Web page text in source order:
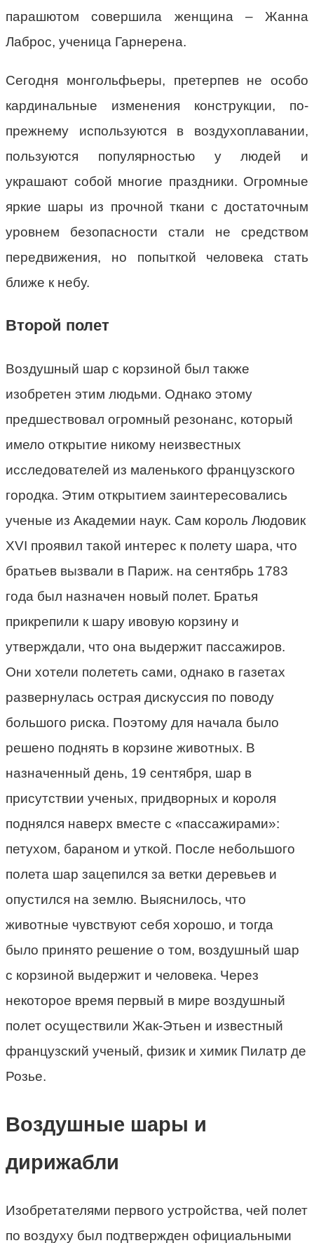
парашютом совершила женщина – Жанна
Лаброс, ученица Гарнерена.
Сегодня монгольфьеры, претерпев не особо
кардинальные изменения конструкции, по-
прежнему используются в воздухоплавании,
пользуются популярностью у людей и
украшают собой многие праздники. Огромные
яркие шары из прочной ткани с достаточным
уровнем безопасности стали не средством
передвижения, но попыткой человека стать
ближе к небу.
Второй полет
Воздушный шар с корзиной был также
изобретен этим людьми. Однако этому
предшествовал огромный резонанс, который
имело открытие никому неизвестных
исследователей из маленького французского
городка. Этим открытием заинтересовались
ученые из Академии наук. Сам король Людовик
XVI проявил такой интерес к полету шара, что
братьев вызвали в Париж. на сентябрь 1783
года был назначен новый полет. Братья
прикрепили к шару ивовую корзину и
утверждали, что она выдержит пассажиров.
Они хотели полететь сами, однако в газетах
развернулась острая дискуссия по поводу
большого риска. Поэтому для начала было
решено поднять в корзине животных. В
назначенный день, 19 сентября, шар в
присутствии ученых, придворных и короля
поднялся наверх вместе с «пассажирами»:
петухом, бараном и уткой. После небольшого
полета шар зацепился за ветки деревьев и
опустился на землю. Выяснилось, что
животные чувствуют себя хорошо, и тогда
было принято решение о том, воздушный шар
с корзиной выдержит и человека. Через
некоторое время первый в мире воздушный
полет осуществили Жак-Этьен и известный
французский ученый, физик и химик Пилатр де
Розье.
Воздушные шары и
дирижабли
Изобретателями первого устройства, чей полет
по воздуху был подтвержден официальными